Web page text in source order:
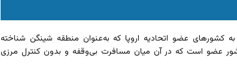
کشورهای عضو اتحادیه اروپا که به‌عنوان منطقه شینگن شناخته
استفاده می‌شود. منطقه شینگن شامل 26 کشور عضو است که در آن میان مسافرت بی‌وقفه و بدون کنترل مرزی